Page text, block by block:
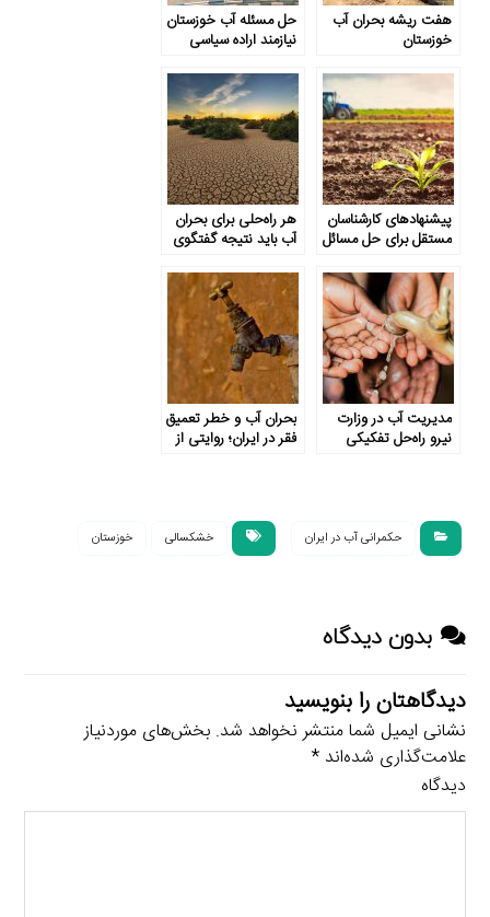
هفت ریشه بحران آب
خوزستان
حل مسئله آب خوزستان
نیازمند اراده سیاسی
پیشنهادهای کارشناسان
مستقل برای حل مسائل
هر راه‌حلی برای بحران
آب باید نتیجه گفتگوی
مدیریت آب در وزارت
نیرو راه‌حل تفکیکی
بحران آب و خطر تعمیق
فقر در ایران؛ روایتی از
حکمرانی آب در ایران خشکسالی خوزستان
بدون دیدگاه
دیدگاهتان را بنویسید
نشانی ایمیل شما منتشر نخواهد شد. بخش‌های موردنیاز
علامت‌گذاری شده‌اند*
دیدگاه